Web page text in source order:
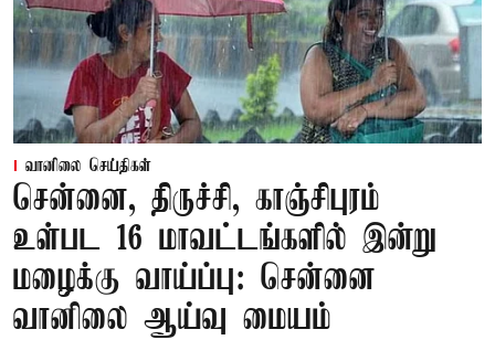
வானிலை செய்திகள்
சென்னை, திருச்சி, காஞ்சிபுரம்
உள்பட 16 மாவட்டங்களில் இன்று
மழைக்கு வாய்ப்பு: சென்னை
வானிலை ஆய்வு மையம்